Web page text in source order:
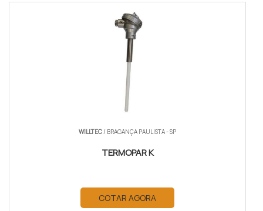
WILLTEC/ BRAGANÇA PAULISTA - SP
TERMOPAR K
COTAR AGORA